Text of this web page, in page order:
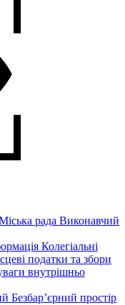
рада Виконавчий
Колегіальні
податки та збори
внутрішньо
Безбар’єрний простір